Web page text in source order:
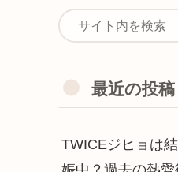
最近の投稿
TWICEジヒョは